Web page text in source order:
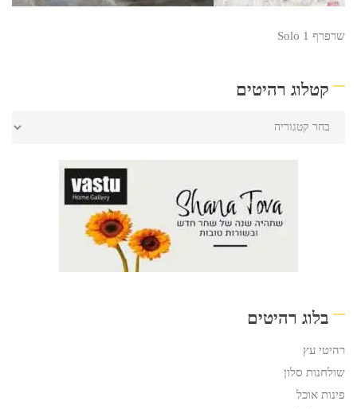
שרפרף Solo 1
קטלוג רהיטים
בלוג רהיטים
רהיטי עץ
שולחנות סלון
פינות אוכל